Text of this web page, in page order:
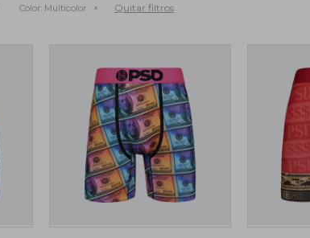
Color: Multicolor Quitar filtros